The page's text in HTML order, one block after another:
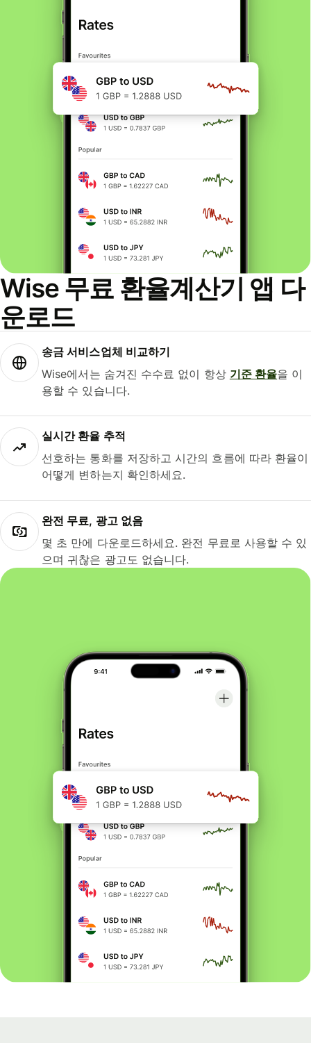
Wise 무료 환율계산기 앱 다
운로드
송금 서비스업체 비교하기
Wise에서는 숨겨진 수수료 없이 항상 기준 환율을 이
용할 수 있습니다.
실시간 환율 추적
선호하는 통화를 저장하고 시간의 흐름에 따라 환율이
어떻게 변하는지 확인하세요.
완전 무료, 광고 없음
몇 초 만에 다운로드하세요. 완전 무료로 사용할 수 있
으며 귀찮은 광고도 없습니다.